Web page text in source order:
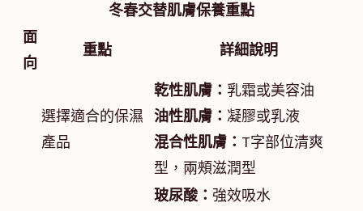
冬春交替肌膚保養重點
面
向
重點 詳細說明
選擇適合的保濕
產品
乾性肌膚： 乳霜或美容油
油性肌膚： 凝膠或乳液
混合性肌膚： T字部位清爽
型，兩頰滋潤型
玻尿酸： 強效吸水